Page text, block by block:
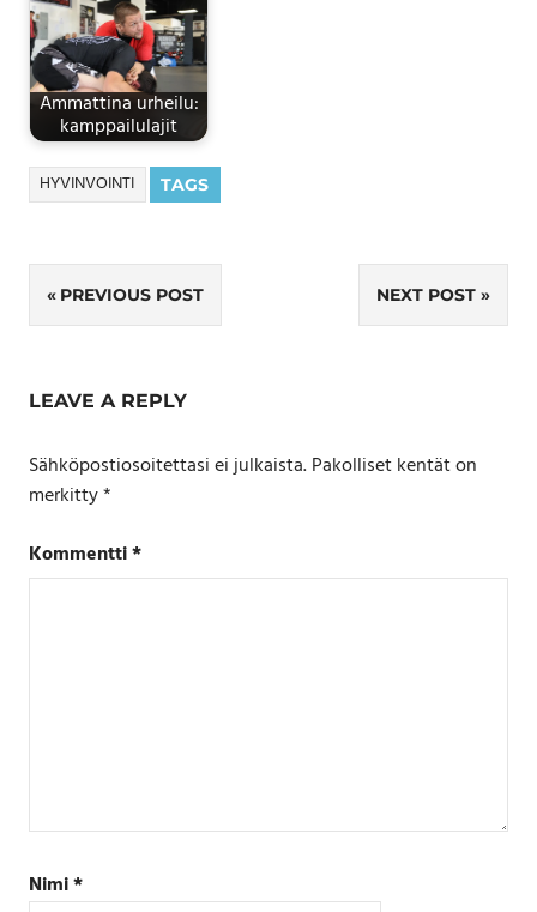
Ammattina urheilu:
kamppailulajit
TAGS
HYVINVOINTI
Artikkelien
selaus
PREVIOUS POST NEXT POST
LEAVE A REPLY
Sähköpostiosoitettasi ei julkaista.Pakolliset kentät on
merkitty*
Kommentti*
Nimi*